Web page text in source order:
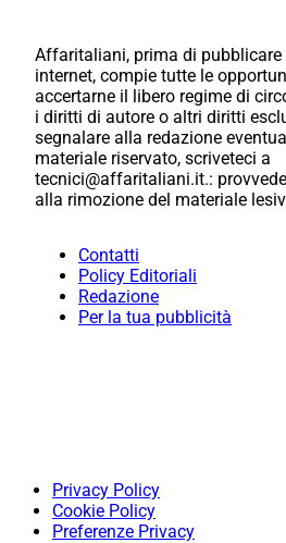
Affaritaliani, prima di
internet, compie tutte le
accertarne il libero regime di
i diritti di autore o altri diritti
segnalare alla redazione
materiale riservato, scriveteci a
tecnici@affaritaliani.it.:
alla rimozione del materiale
Contatti
Policy Editoriali
Redazione
Per la tua pubblicità
Privacy Policy
Cookie Policy
Preferenze Privacy